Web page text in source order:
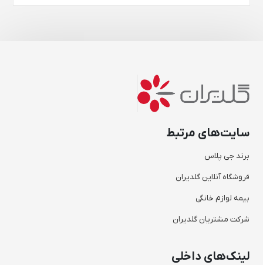
سایت‌های مرتبط
برند جی پلاس
فروشگاه آنلاین گلدیران
بیمه لوازم خانگی
شرکت مشتریان گلدیران
لینک‌های داخلی